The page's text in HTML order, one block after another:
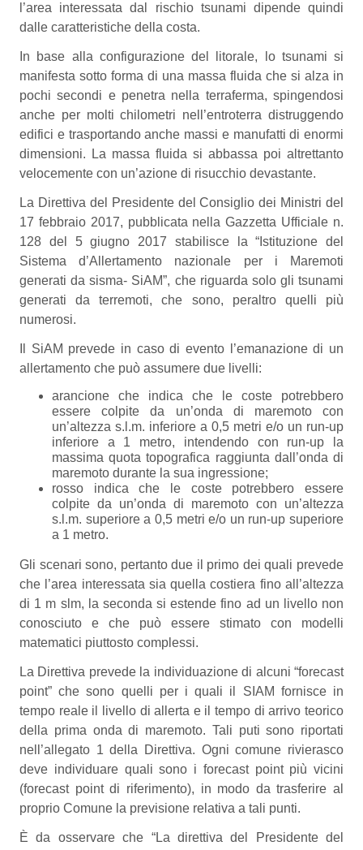
l’area interessata dal rischio tsunami dipende quindi
dalle caratteristiche della costa.
In base alla configurazione del litorale, lo tsunami si
manifesta sotto forma di una massa fluida che si alza in
pochi secondi e penetra nella terraferma, spingendosi
anche per molti chilometri nell’entroterra distruggendo
edifici e trasportando anche massi e manufatti di enormi
dimensioni. La massa fluida si abbassa poi altrettanto
velocemente con un’azione di risucchio devastante.
La Direttiva del Presidente del Consiglio dei Ministri del
17 febbraio 2017, pubblicata nella Gazzetta Ufficiale n.
128 del 5 giugno 2017 stabilisce la “Istituzione del
Sistema d’Allertamento nazionale per i Maremoti
generati da sisma- SiAM”, che riguarda solo gli tsunami
generati da terremoti, che sono, peraltro quelli più
numerosi.
Il SiAM prevede in caso di evento l’emanazione di un
allertamento che può assumere due livelli:
arancione che indica che le coste potrebbero
essere colpite da un’onda di maremoto con
un’altezza s.l.m. inferiore a 0,5 metri e/o un run-up
inferiore a 1 metro, intendendo con run-up la
massima quota topografica raggiunta dall’onda di
maremoto durante la sua ingressione;
rosso indica che le coste potrebbero essere
colpite da un’onda di maremoto con un’altezza
s.l.m. superiore a 0,5 metri e/o un run-up superiore
a 1 metro.
Gli scenari sono, pertanto due il primo dei quali prevede
che l’area interessata sia quella costiera fino all’altezza
di 1 m slm, la seconda si estende fino ad un livello non
conosciuto e che può essere stimato con modelli
matematici piuttosto complessi.
La Direttiva prevede la individuazione di alcuni “forecast
point” che sono quelli per i quali il SIAM fornisce in
tempo reale il livello di allerta e il tempo di arrivo teorico
della prima onda di maremoto. Tali puti sono riportati
nell’allegato 1 della Direttiva. Ogni comune rivierasco
deve individuare quali sono i forecast point più vicini
(forecast point di riferimento), in modo da trasferire al
proprio Comune la previsione relativa a tali punti.
È da osservare che “La direttiva del Presidente del